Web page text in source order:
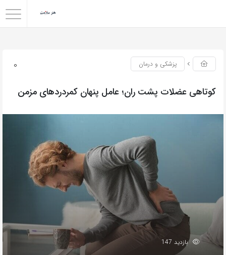
0 پزشکی و درمان
کوتاهی عضلات پشت ران؛ عامل پنهان کمردردهای مزمن
بازدید 147